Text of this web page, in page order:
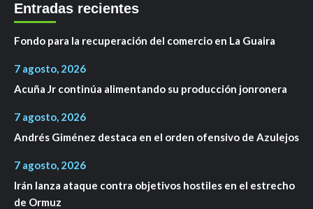
Entradas recientes
Fondo para la recuperación del comercio en La Guaira
7 agosto, 2026
Acuña Jr continúa alimentando su producción jonronera
7 agosto, 2026
Andrés Giménez destaca en el orden ofensivo de Azulejos
7 agosto, 2026
Irán lanza ataque contra objetivos hostiles en el estrecho
de Ormuz